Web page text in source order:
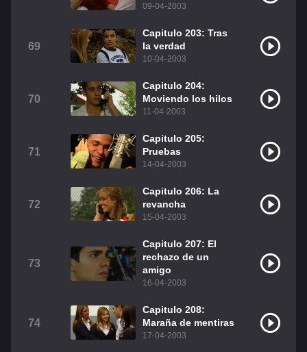
09-04-2003
69
Capitulo 203: Tras
la verdad
10-04-2003
70
Capitulo 204:
Moviendo los hilos
11-04-2003
71
Capitulo 205:
Pruebas
14-04-2003
72
Capitulo 206: La
revancha
15-04-2003
73
Capitulo 207: El
rechazo de un
amigo
16-04-2003
74
Capitulo 208:
Maraña de mentiras
17-04-2003